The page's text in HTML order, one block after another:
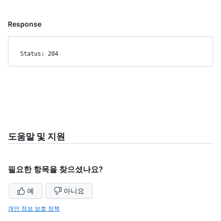
Response
Status: 204
도움말 및 지원
필요한 항목을 찾으셨나요?
예 아니요
개인 정보 보호 정책